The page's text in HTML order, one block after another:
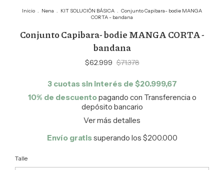
Inicio . Nena . KIT SOLUCIÓN BÁSICA . Conjunto Capibara- bodie MANGA
CORTA - bandana
Conjunto Capibara- bodie MANGA CORTA -
bandana
$62.999 $71.378
3 cuotas sin interés de $20.999,67
10% de descuentopagando con Transferencia o
depósito bancario
Ver más detalles
Envío gratissuperando los $200.000
Talle